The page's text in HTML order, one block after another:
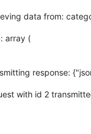
data from:
array (
response:
with id 2